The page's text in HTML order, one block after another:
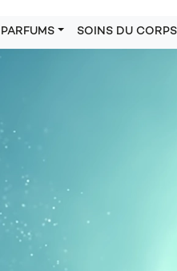
PARFUMS SOINS DU CORPS